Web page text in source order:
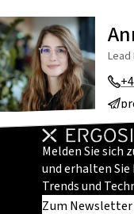
Melden Sie sich
und erhalten Sie
Trends und
Zum